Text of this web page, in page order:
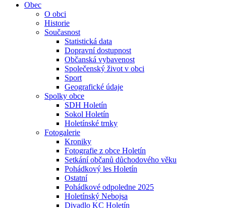
Obec
O obci
Historie
Současnost
Statistická data
Dopravní dostupnost
Občanská vybavenost
Společenský život v obci
Sport
Geografické údaje
Spolky obce
SDH Holetín
Sokol Holetín
Holetínské trnky
Fotogalerie
Kroniky
Fotografie z obce Holetín
Setkání občanů důchodového věku
Pohádkový les Holetín
Ostatní
Pohádkové odpoledne 2025
Holetínský Nebojsa
Divadlo KC Holetín